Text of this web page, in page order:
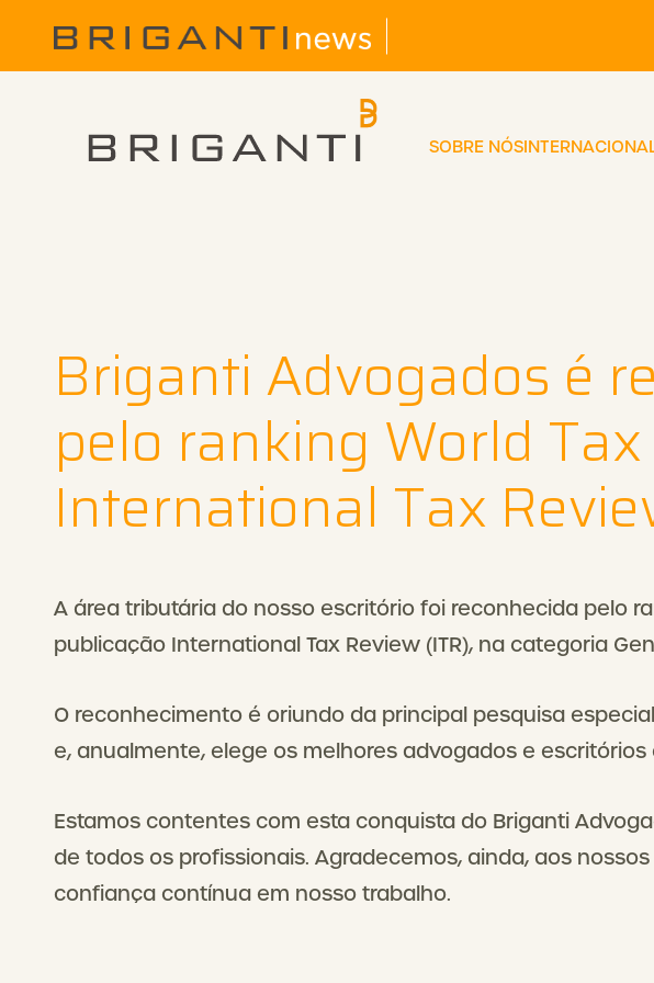
SOBRE NÓS
Briganti Advogados é
pelo ranking World
International Tax
A área tributária do nosso escritório foi reconhecida pelo
publicação International Tax Review (ITR), na categoria
O reconhecimento é oriundo da principal pesquisa
e, anualmente, elege os melhores advogados e escritórios
Estamos contentes com esta conquista do Briganti
de todos os profissionais. Agradecemos, ainda, aos
confiança contínua em nosso trabalho.